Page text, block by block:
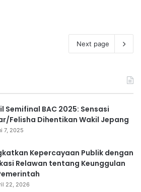
Next page
Semifinal BAC 2025: Sensasi
Felisha Dihentikan Wakil Jepang
7, 2025
Kepercayaan Publik dengan
Relawan tentang Keunggulan
22, 2026